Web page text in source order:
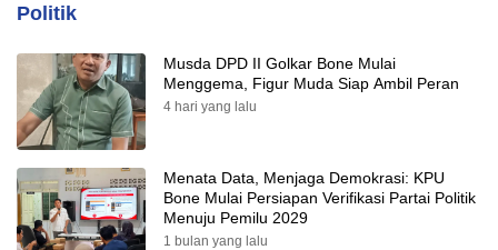
Politik
Musda DPD II Golkar Bone Mulai
Menggema, Figur Muda Siap Ambil Peran
4 hari yang lalu
Menata Data, Menjaga Demokrasi: KPU
Bone Mulai Persiapan Verifikasi Partai Politik
Menuju Pemilu 2029
1 bulan yang lalu